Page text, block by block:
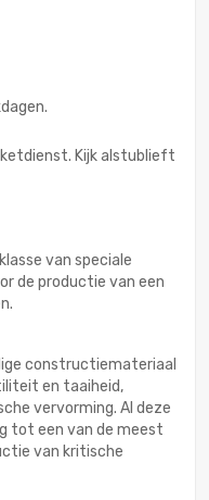
Kijk alstublieft
van speciale
de productie van een
constructiemateriaal
en taaiheid,
vervorming. Al deze
tot een van de meest
van kritische